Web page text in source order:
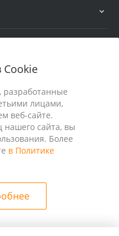
лицами,
веб-сайте.
нашего сайта, вы
Более
в Политике